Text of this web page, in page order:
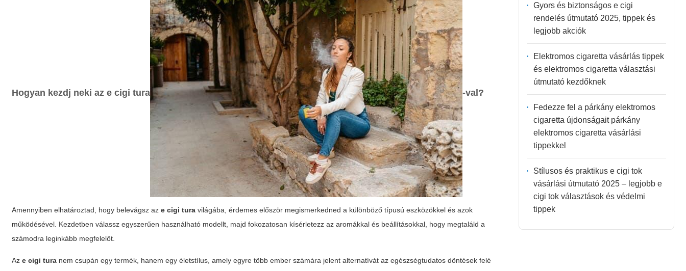
Hogyan kezdj neki aze cigi tura -val?
Amennyiben elhatároztad, hogy belevágsz aze cigi tura világába, érdemes először megismerkedned a különböző típusú eszközökkel és azok
működésével. Kezdetben válassz egyszerűen használható modellt, majd fokozatosan kísérletezz az aromákkal és beállításokkal, hogy megtaláld a
számodra leginkább megfelelőt.
Aze cigi tura nem csupán egy termék, hanem egy életstílus, amely egyre több ember számára jelent alternatívát az egészségtudatos döntések felé
Gyors és biztonságos e cigi
rendelés útmutató 2025, tippek és
legjobb akciók
Elektromos cigaretta vásárlás tippek
és elektromos cigaretta választási
útmutató kezdőknek
Fedezze fel a párkány elektromos
cigaretta újdonságait párkány
elektromos cigaretta vásárlási
tippekkel
Stílusos és praktikus e cigi tok
vásárlási útmutató 2025 – legjobb e
cigi tok választások és védelmi
tippek